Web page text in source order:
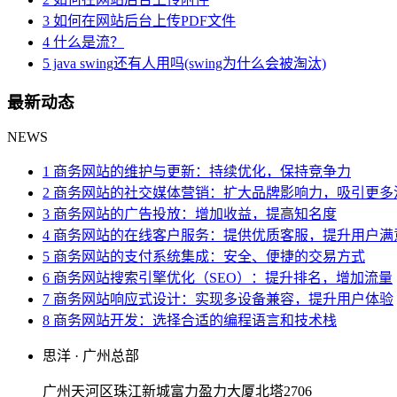
3 如何在网站后台上传PDF文件
4 什么是流？
5 java swing还有人用吗(swing为什么会被淘汰)
最新动态
NEWS
1 商务网站的维护与更新：持续优化，保持竞争力
2 商务网站的社交媒体营销：扩大品牌影响力，吸引更多
3 商务网站的广告投放：增加收益，提高知名度
4 商务网站的在线客户服务：提供优质客服，提升用户满
5 商务网站的支付系统集成：安全、便捷的交易方式
6 商务网站搜索引擎优化（SEO）：提升排名，增加流量
7 商务网站响应式设计：实现多设备兼容，提升用户体验
8 商务网站开发：选择合适的编程语言和技术栈
思洋 · 广州总部
广州天河区珠江新城富力盈力大厦北塔2706